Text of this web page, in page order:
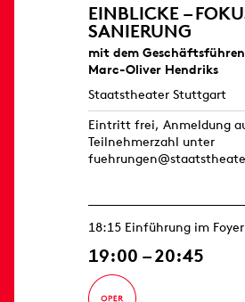
EINBLICKE –
SANIERUNG
mit dem
Marc-Oliver Hendriks
Staatstheater Stuttgart
Eintritt frei, Anmeldung
Teilnehmerzahl unter
18:15 Einführung im
19:00 – 20:45